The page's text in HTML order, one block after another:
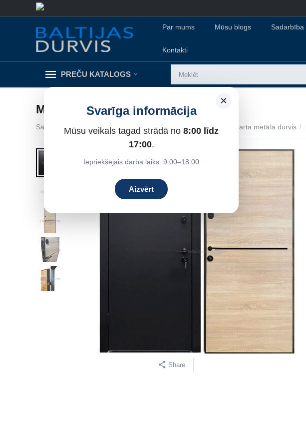
Par mums Mūsu blogs Sadarbība
Kontakti
PREČU KATALOGS
×
Svarīga informācija
Mūsu veikals tagad strādā no8:00 līdz
17:00.
Iepriekšējais darba laiks: 9:00–18:00
Aizvērt
METĀLA DURVIS PRIME
Sākums / Metāla durvis dzīvokļiem Ārdurvis dzīvoklim Standarta metāla durvis /
Atlaide 8%
Share